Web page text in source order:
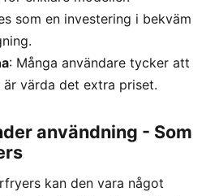
som en investering i bekväm
: Många användare tycker att
värda det extra priset.
användning - Som
kan den vara något